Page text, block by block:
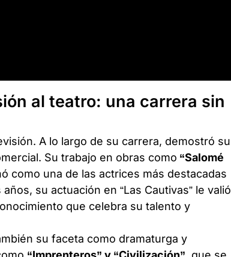
al teatro: una carrera sin
A lo largo de su carrera, demostró su
Su trabajo en obras como “Salomé
como una de las actrices más destacadas
su actuación en “Las Cautivas” le valió
que celebra su talento y
su faceta como dramaturga y